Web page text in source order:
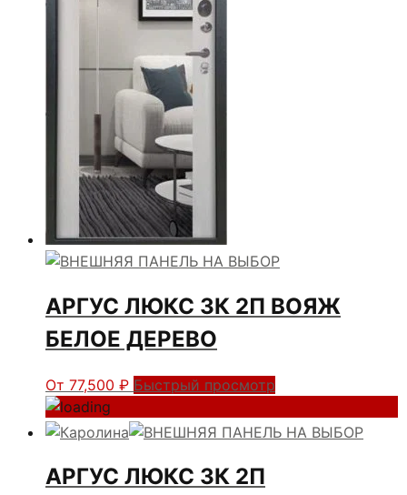
АРГУС ЛЮКС 3К 2П ВОЯЖ
БЕЛОЕ ДЕРЕВО
От 77,500 ₽ Быстрый просмотр
АРГУС ЛЮКС 3К 2П